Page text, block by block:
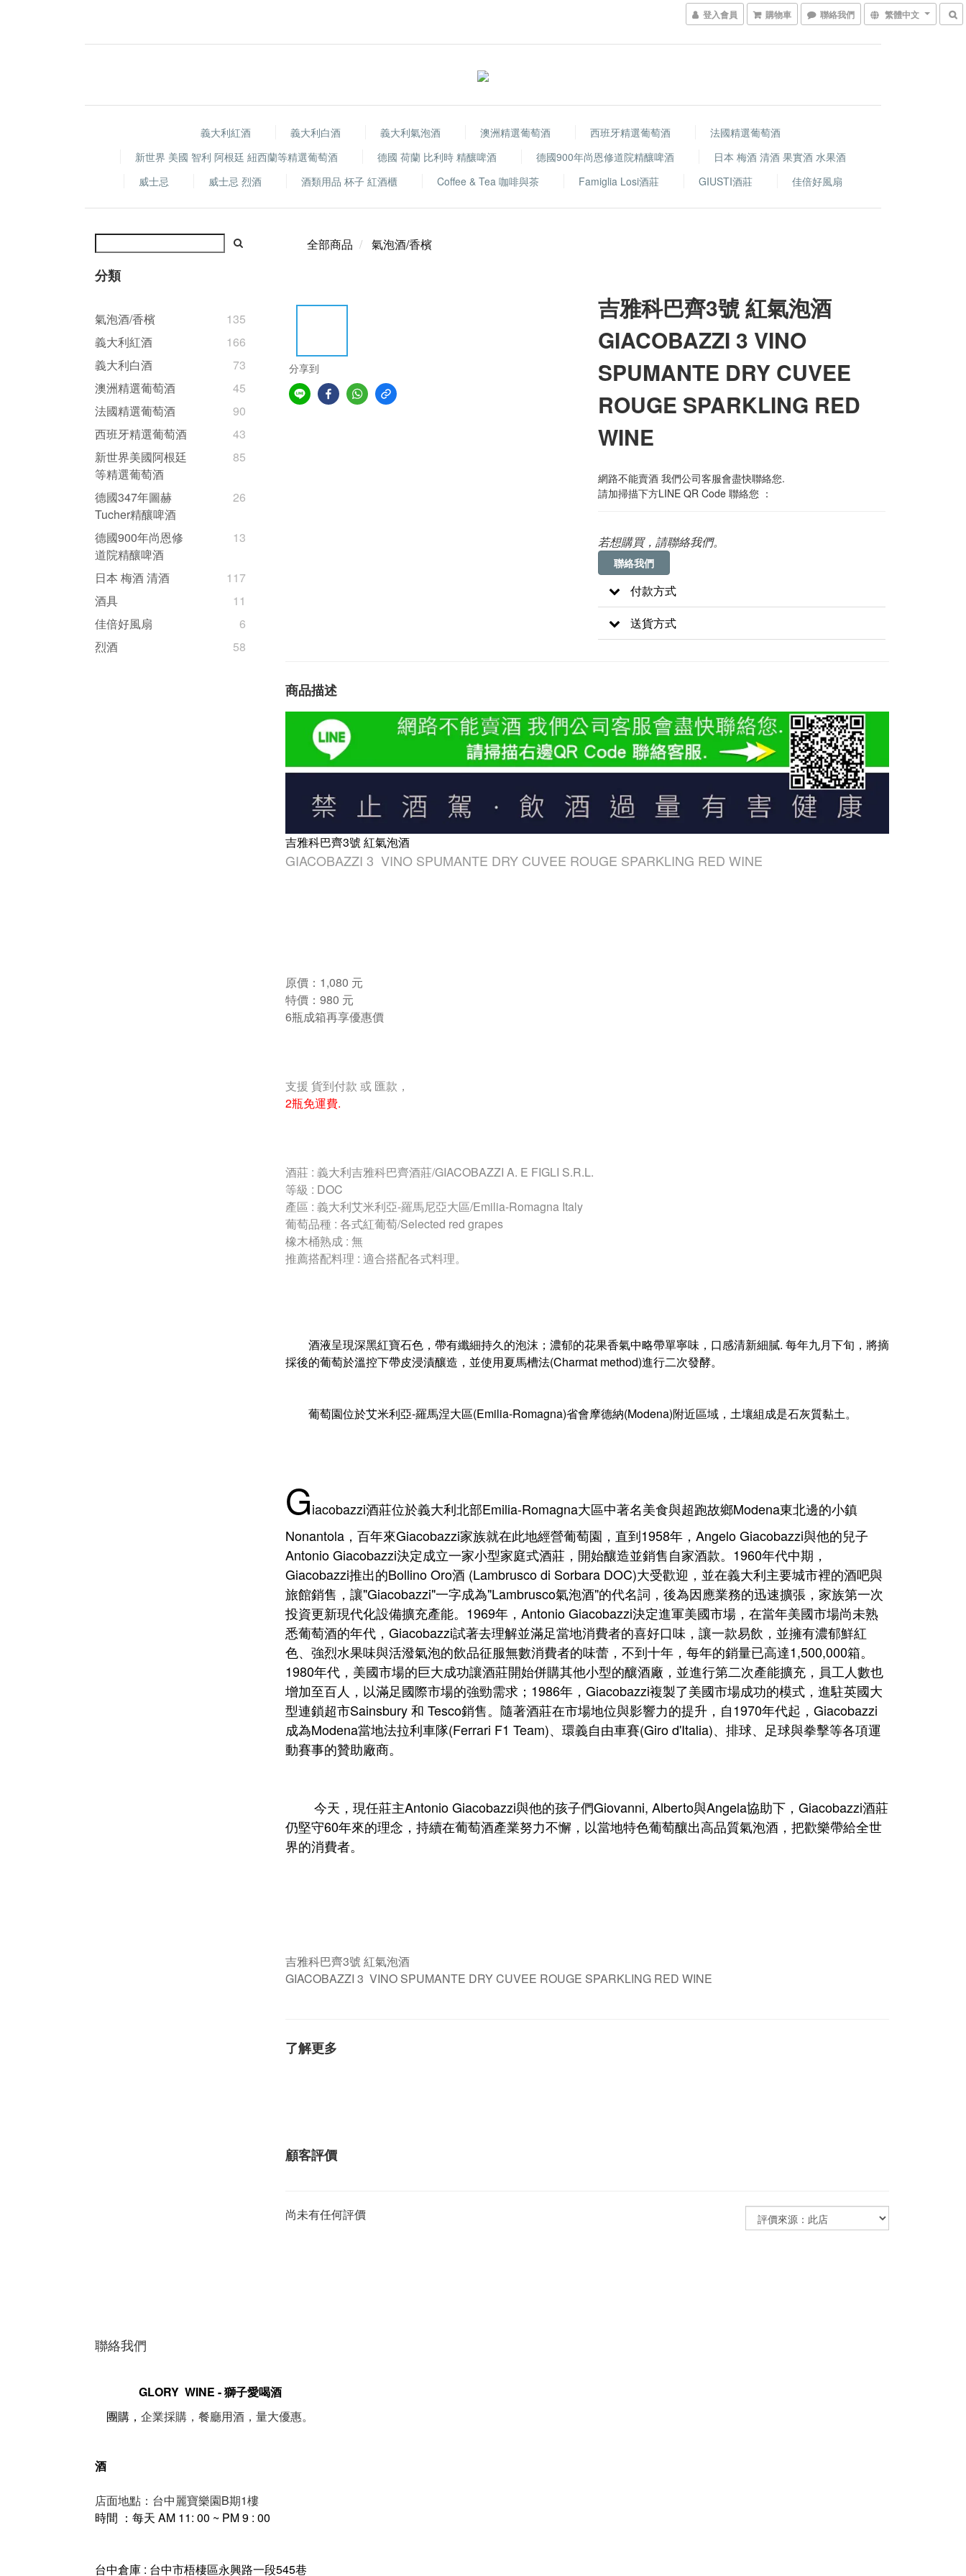
登入會員 購物車 聯絡我們 繁體中文
義大利紅酒 義大利白酒 義大利氣泡酒 澳洲精選葡萄酒 西班牙精選葡萄酒
法國精選葡萄酒
新世界 美國 智利 阿根廷 紐西蘭等精選葡萄酒
德國 荷蘭 比利時 精釀啤酒 德國900年尚恩修道院精釀啤酒
日本 梅酒 清酒 果實酒 水果酒
威士忌
威士忌 烈酒 酒類用品 杯子 紅酒櫃 Coffee & Tea 咖啡與茶 Famiglia Losi酒莊 GIUSTI酒莊 佳倍好風扇
分類
氣泡酒/香檳
135
義大利紅酒
166
義大利白酒
73
澳洲精選葡萄酒
45
法國精選葡萄酒
90
西班牙精選葡萄酒
43
新世界美國阿根廷
等精選葡萄酒
85
德國347年圖赫
Tucher精釀啤酒
26
德國900年尚恩修
道院精釀啤酒
13
日本 梅酒 清酒
117
酒具
11
佳倍好風扇
6
烈酒
58
全部商品 氣泡酒/香檳
分享到
吉雅科巴齊3號 紅氣泡酒
GIACOBAZZI 3 VINO
SPUMANTE DRY CUVEE
ROUGE SPARKLING RED
WINE
網路不能賣酒 我們公司客服會盡快聯絡您.
請加掃描下方LINE QR Code 聯絡您 ：
若想購買，請聯絡我們。
聯絡我們
付款方式
送貨方式
商品描述
吉雅科巴齊3號 紅氣泡酒
GIACOBAZZI 3 VINO SPUMANTE DRY CUVEE ROUGE SPARKLING RED WINE
原價：1,080 元
特價：980 元
6瓶成箱再享優惠價
支援 貨到付款 或 匯款，
2瓶免運費.
酒莊 : 義大利吉雅科巴齊酒莊/GIACOBAZZI A. E FIGLI S.R.L.
等級 : DOC
產區 : 義大利艾米利亞-羅馬尼亞大區/Emilia-Romagna Italy
葡萄品種 : 各式紅葡萄/Selected red grapes
橡木桶熟成 : 無
推薦搭配料理 : 適合搭配各式料理。
採後的葡萄於溫控下帶皮浸漬釀造，並使用夏馬槽法(Charmat method)進行二次發酵。
        葡萄園位於艾米利亞-羅馬涅大區(Emilia-Romagna)省會摩德納(Modena)附近區域，土壤組成是石灰質黏土。
Giacobazzi酒莊位於義大利北部Emilia-Romagna大區中著名美食與超跑故鄉Modena東北邊的小鎮
Nonantola，百年來Giacobazzi家族就在此地經營葡萄園，直到1958年，Angelo Giacobazzi與他的兒子
Antonio Giacobazzi決定成立一家小型家庭式酒莊，開始釀造並銷售自家酒款。1960年代中期，
Giacobazzi推出的Bollino Oro酒 (Lambrusco di Sorbara DOC)大受歡迎，並在義大利主要城市裡的酒吧與
旅館銷售，讓"Giacobazzi"一字成為"Lambrusco氣泡酒"的代名詞，後為因應業務的迅速擴張，家族第一次
投資更新現代化設備擴充產能。1969年，Antonio Giacobazzi決定進軍美國市場，在當年美國市場尚未熟
悉葡萄酒的年代，Giacobazzi試著去理解並滿足當地消費者的喜好口味，讓一款易飲，並擁有濃郁鮮紅
色、強烈水果味與活潑氣泡的飲品征服無數消費者的味蕾，不到十年，每年的銷量已高達1,500,000箱。
1980年代，美國市場的巨大成功讓酒莊開始併購其他小型的釀酒廠，並進行第二次產能擴充，員工人數也
增加至百人，以滿足國際市場的強勁需求；1986年，Giacobazzi複製了美國市場成功的模式，進駐英國大
型連鎖超市Sainsbury 和 Tesco銷售。隨著酒莊在市場地位與影響力的提升，自1970年代起，Giacobazzi
成為Modena當地法拉利車隊(Ferrari F1 Team)、環義自由車賽(Giro d'Italia)、排球、足球與拳擊等各項運
動賽事的贊助廠商。
仍堅守60年來的理念，持續在葡萄酒產業努力不懈，以當地特色葡萄釀出高品質氣泡酒，把歡樂帶給全世
界的消費者。
吉雅科巴齊3號 紅氣泡酒
GIACOBAZZI 3  VINO SPUMANTE DRY CUVEE ROUGE SPARKLING RED WINE
了解更多
顧客評價
尚未有任何評價
聯絡我們
GLORY WINE - 獅子愛喝酒
團購， 企業採購，餐廳用酒，量大優惠。
酒
店面地點：台中麗寶樂園B期1樓
時間 ：每天 AM 11: 00 ~ PM 9 : 00
台中倉庫 : 台中市梧棲區永興路一段545巷